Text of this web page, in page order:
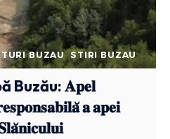
BUZAU STIRI BUZAU
Buzău: 𝐀𝐩𝐞𝐥
𝐚 𝐚𝐩𝐞𝐢